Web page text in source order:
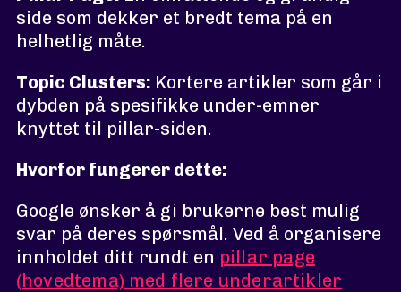
side som dekker et bredt tema på en
helhetlig måte.
Topic Clusters: Kortere artikler som går i
dybden på spesifikke under-emner
knyttet til pillar-siden.
Hvorfor fungerer dette:
Google ønsker å gi brukerne best mulig
svar på deres spørsmål. Ved å organisere
innholdet ditt rundt en pillar page
(hovedtema) med flere underartikler